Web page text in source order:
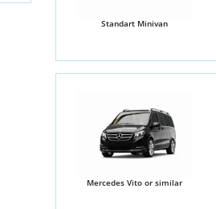
Standart Minivan
Mercedes Vito or similar